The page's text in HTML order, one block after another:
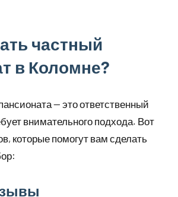
частный
в Коломне?
— это ответственный
внимательного подхода. Вот
которые помогут вам сделать